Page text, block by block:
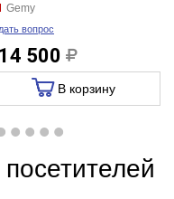
Gemy
вопрос
500
В корзину